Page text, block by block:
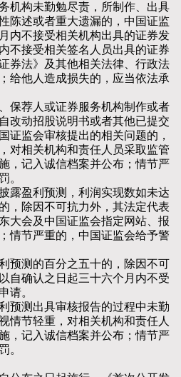
构未勤勉尽责，所制作、出具
陈述或者重大遗漏的，中国证监
内不接受相关机构出具的证券发
不接受相关签名人员出具的证券
券法》及其他相关法律、行政法
给他人造成损失的，应当依法承
荐人或证券服务机构制作或者
改动招股说明书或者其他已提交
证监会审核提出的相关问题的，
对相关机构和责任人员采取监管
，记入诚信档案并公布；情节严
。
盈利预测，利润实现数如未达
，除因不可抗力外，其法定代表
大会及中国证监会指定网站、报
情节严重的，中国证监会给予警
测的百分之五十的，除因不可
自确认之日起三十六个月内不受
请。
测出具审核报告的过程中未勤
情节轻重，对相关机构和责任人
，记入诚信档案并公布；情节严
。